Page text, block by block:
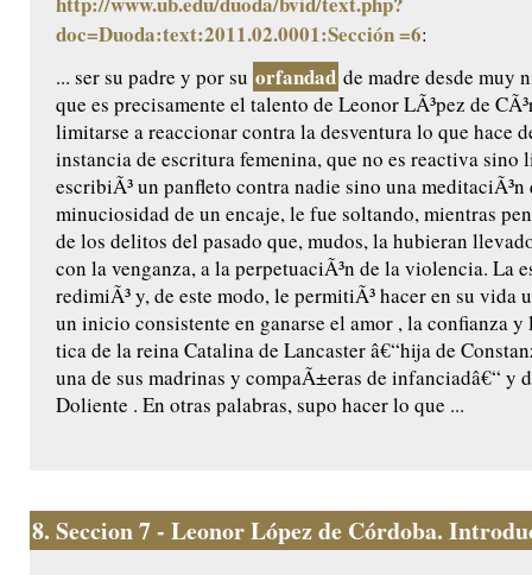
doc=Duoda:text:2011.02.0001:Sección =6:
... ser su padre y por su orfandad de madre desde muy
que es precisamente el talento de Leonor LÃ³pez de
limitarse a reaccionar contra la desventura lo que hace
instancia de escritura femenina, que no es reactiva sino
escribiÃ³ un panfleto contra nadie sino una meditaciÃ³n
minuciosidad de un encaje, le fue soltando, mientras
de los delitos del pasado que, mudos, la hubieran
con la venganza, a la perpetuaciÃ³n de la violencia. La
redimiÃ³ y, de este modo, le permitiÃ³ hacer en su vida
un inicio consistente en ganarse el amor , la confianza
tica de la reina Catalina de Lancaster â€“hija de
una de sus madrinas y compaÃ±eras de infanciadâ€“ y
Doliente . En otras palabras, supo hacer lo que ...
8. Seccion 7 - Leonor López de Córdoba.